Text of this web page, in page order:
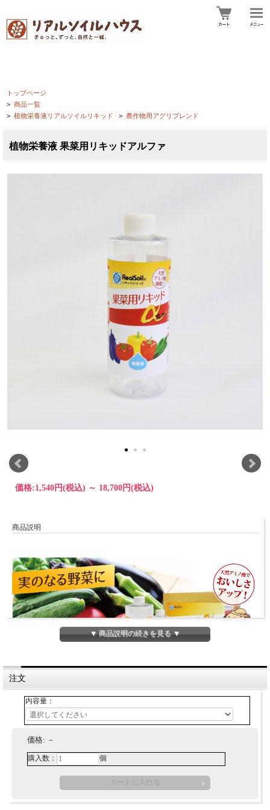
トップページ
> 商品一覧
> 植物栄養液リアルソイルリキッド > 農作物用アグリブレンド
植物栄養液 果菜用リキッドアルファ
価格:1,540円(税込) ～ 18,700円(税込)
商品説明
竹由来の抗酸化物質類および、植物由来の成分に、魚類由来の動物性
これ一本で自然本来の力を引き出し、味や香りが濃く、たくましい野
こんなときに
おいしい作物を育てたい
▼ 商品説明の続きを見る ▼
注文
内容量：
価格: －
購入数： 個